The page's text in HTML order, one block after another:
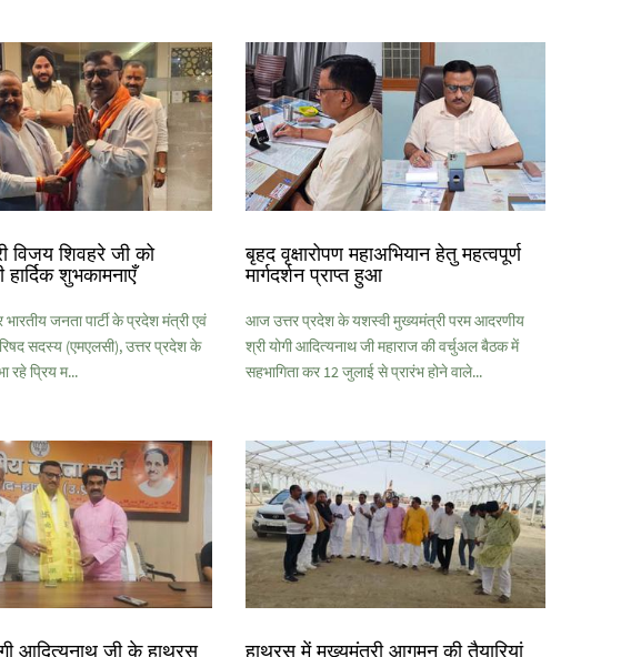
विजय शिवहरे जी को
शुभकामनाएँ
भारतीय जनता पार्टी के प्रदेश मंत्री एवं
सदस्य (एमएलसी), उत्तर प्रदेश के
रहे प्रिय म...
बृहद वृक्षारोपण महाअभियान हेतु महत्वपूर्ण
मार्गदर्शन प्राप्त हुआ
आज उत्तर प्रदेश के यशस्वी मुख्यमंत्री परम आदरणीय
श्री योगी आदित्यनाथ जी महाराज की वर्चुअल बैठक में
सहभागिता कर 12 जुलाई से प्रारंभ होने वाले...
आदित्यनाथ जी के हाथरस हाथरस में मुख्यमंत्री आगमन की तैयारियां